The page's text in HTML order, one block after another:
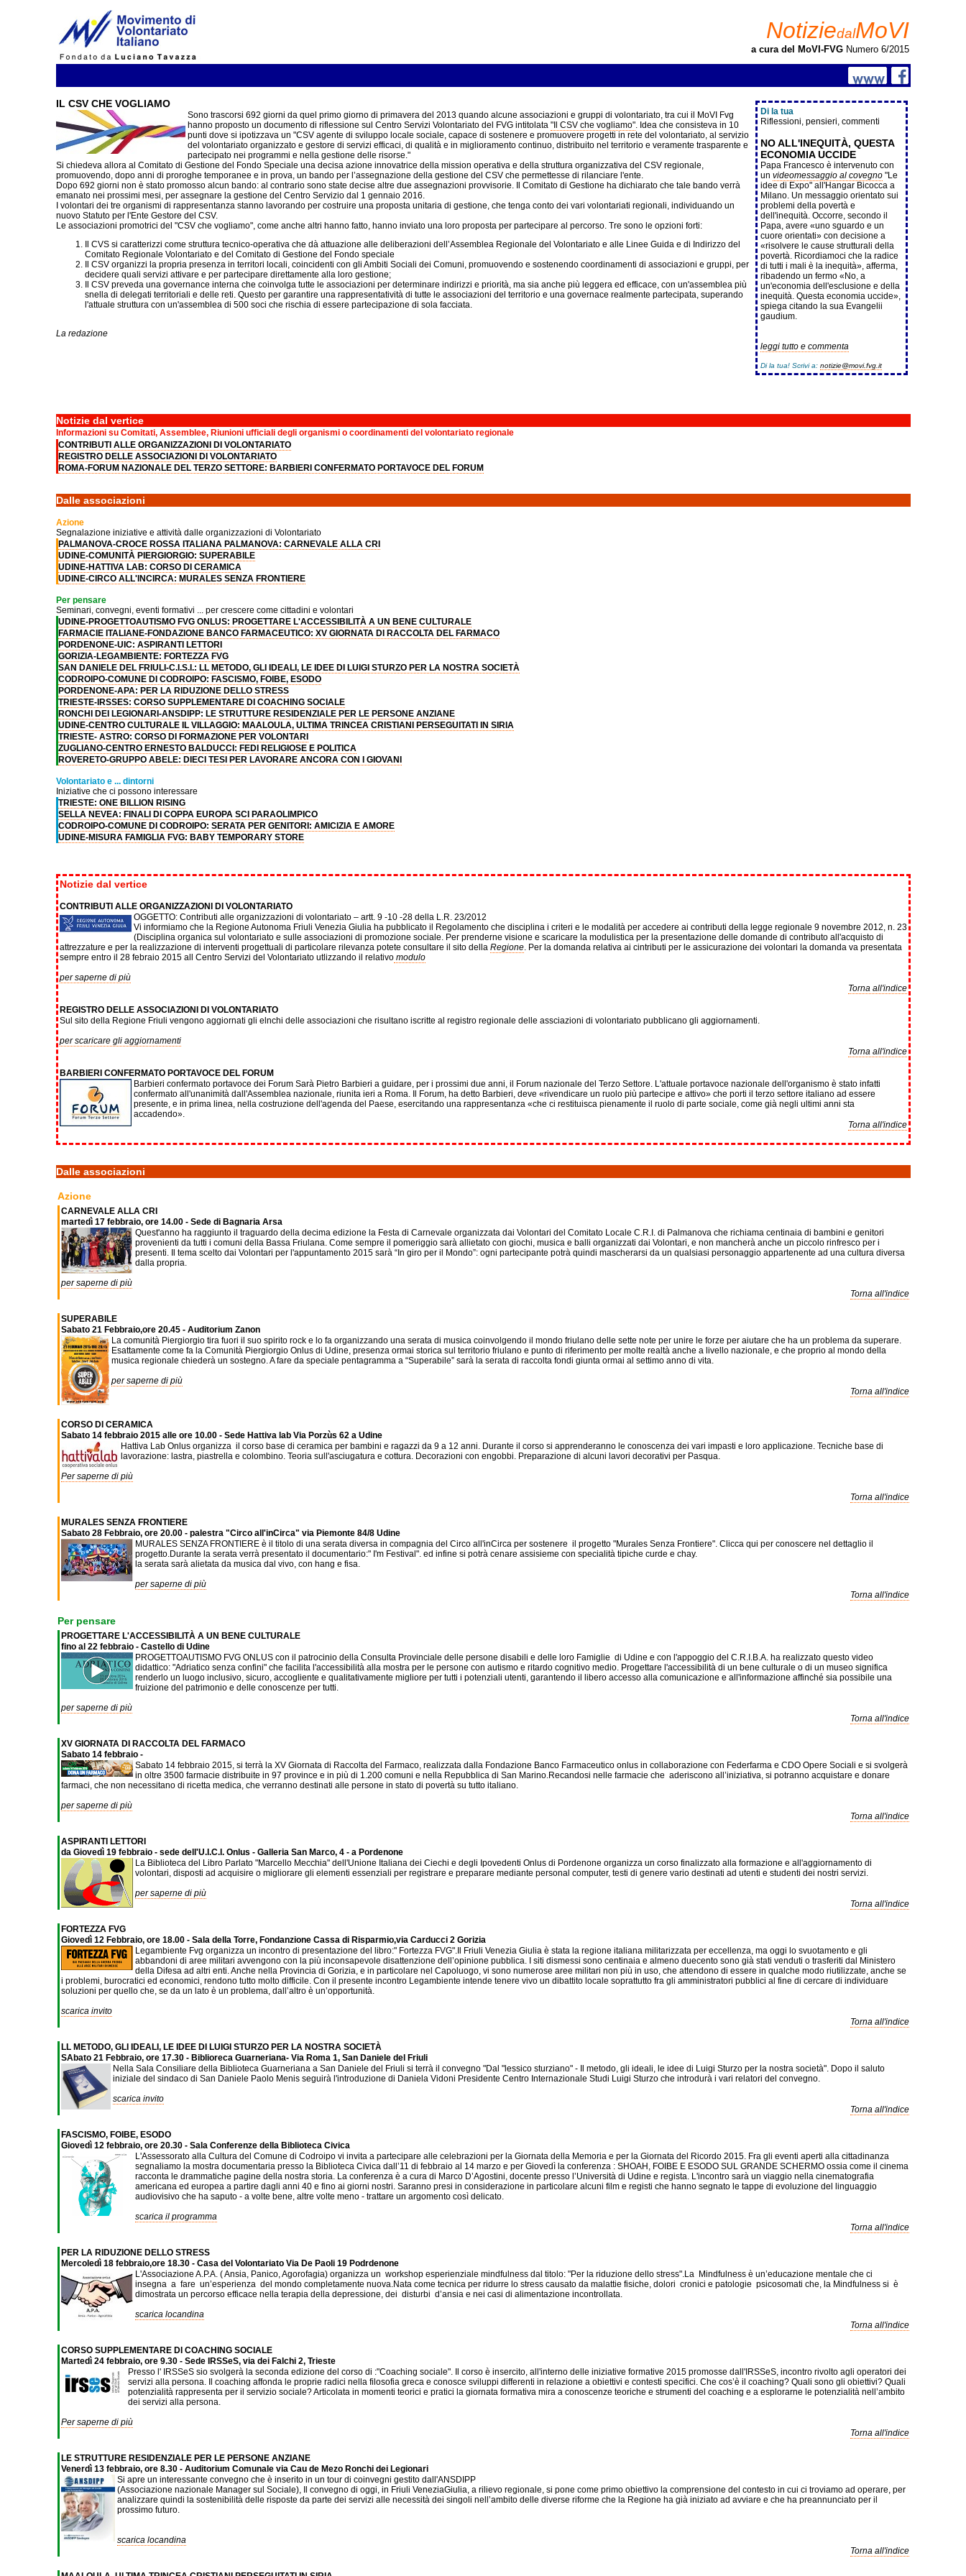
NotiziedalMoVI
a cura del MoVI-FVGNumero 6/2015
Di la tua
Riflessioni, pensieri, commenti
NO ALL'INEQUITÀ, QUESTA
ECONOMIA UCCIDE
Papa Francesco è intervenuto con
un videomessaggio al covegno"Le
idee di Expo" all'Hangar Bicocca a
Milano. Un messaggio orientato sui
problemi della povertà e
dell'inequità. Occorre, secondo il
Papa, avere «uno sguardo e un
cuore orientati» con decisione a
«risolvere le cause strutturali della
povertà. Ricordiamoci che la radice
di tutti i mali è la inequità», afferma,
ribadendo un fermo «No, a
un'economia dell'esclusione e della
inequità. Questa economia uccide»,
spiega citando la sua Evangelii
gaudium.
leggi tutto e commenta
Di la tua! Scrivi a: notizie@movi.fvg.it
IL CSV CHE VOGLIAMO
Sono trascorsi 692 giorni da quel primo giorno di primavera del 2013 quando alcune associazioni e gruppi di volontariato, tra cui il MoVI Fvg
hanno proposto un documento di riflessione sul Centro Servizi Volontariato del FVG intitolata "Il CSV che vogliamo". Idea che consisteva in 10
punti dove si ipotizzava un "CSV agente di sviluppo locale sociale, capace di sostenere e promuovere progetti in rete del volontariato, al servizio
del volontariato organizzato e gestore di servizi efficaci, di qualità e in miglioramento continuo, distribuito nel territorio e veramente trasparente e
partecipato nei programmi e nella gestione delle risorse."
Si chiedeva allora al Comitato di Gestione del Fondo Speciale una decisa azione innovatrice della mission operativa e della struttura organizzativa del CSV regionale,
promuovendo, dopo anni di proroghe temporanee e in prova, un bando per l’assegnazione della gestione del CSV che permettesse di rilanciare l'ente.
Dopo 692 giorni non è stato promosso alcun bando: al contrario sono state decise altre due assegnazioni provvisorie. Il Comitato di Gestione ha dichiarato che tale bando verrà
emanato nei prossimi mesi, per assegnare la gestione del Centro Servizio dal 1 gennaio 2016.
I volontari dei tre organismi di rappresentanza stanno lavorando per costruire una proposta unitaria di gestione, che tenga conto dei vari volontariati regionali, individuando un
nuovo Statuto per l'Ente Gestore del CSV.
Le associazioni promotrici del "CSV che vogliamo", come anche altri hanno fatto, hanno inviato una loro proposta per partecipare al percorso. Tre sono le opzioni forti:
Il CVS si caratterizzi come struttura tecnico-operativa che dà attuazione alle deliberazioni dell’Assemblea Regionale del Volontariato e alle Linee Guida e di Indirizzo del
Comitato Regionale Volontariato e del Comitato di Gestione del Fondo speciale
Il CSV organizzi la propria presenza in territori locali, coincidenti con gli Ambiti Sociali dei Comuni, promuovendo e sostenendo coordinamenti di associazioni e gruppi, per
decidere quali servizi attivare e per partecipare direttamente alla loro gestione;
Il CSV preveda una governance interna che coinvolga tutte le associazioni per determinare indirizzi e priorità, ma sia anche più leggera ed efficace, con un'assemblea più
snella di delegati territoriali e delle reti. Questo per garantire una rappresentatività di tutte le associazioni del territorio e una governace realmente partecipata, superando
l'attuale struttura con un'assemblea di 500 soci che rischia di essere partecipazione di sola facciata.
La redazione
Notizie dal vertice
Informazioni su Comitati, Assemblee, Riunioni ufficiali degli organismi o coordinamenti del volontariato regionale
CONTRIBUTI ALLE ORGANIZZAZIONI DI VOLONTARIATO
REGISTRO DELLE ASSOCIAZIONI DI VOLONTARIATO
ROMA-FORUM NAZIONALE DEL TERZO SETTORE: BARBIERI CONFERMATO PORTAVOCE DEL FORUM
Dalle associazioni
Azione
Segnalazione iniziative e attività dalle organizzazioni di Volontariato
PALMANOVA-CROCE ROSSA ITALIANA PALMANOVA: CARNEVALE ALLA CRI
UDINE-COMUNITÀ PIERGIORGIO: SUPERABILE
UDINE-HATTIVA LAB: CORSO DI CERAMICA
UDINE-CIRCO ALL'INCIRCA: MURALES SENZA FRONTIERE
Per pensare
Seminari, convegni, eventi formativi ... per crescere come cittadini e volontari
UDINE-PROGETTOAUTISMO FVG ONLUS: PROGETTARE L'ACCESSIBILITÀ A UN BENE CULTURALE
FARMACIE ITALIANE-FONDAZIONE BANCO FARMACEUTICO: XV GIORNATA DI RACCOLTA DEL FARMACO
PORDENONE-UIC: ASPIRANTI LETTORI
GORIZIA-LEGAMBIENTE: FORTEZZA FVG
SAN DANIELE DEL FRIULI-C.I.S.I.: LL METODO, GLI IDEALI, LE IDEE DI LUIGI STURZO PER LA NOSTRA SOCIETÀ
CODROIPO-COMUNE DI CODROIPO: FASCISMO, FOIBE, ESODO
PORDENONE-APA: PER LA RIDUZIONE DELLO STRESS
TRIESTE-IRSSES: CORSO SUPPLEMENTARE DI COACHING SOCIALE
RONCHI DEI LEGIONARI-ANSDIPP: LE STRUTTURE RESIDENZIALE PER LE PERSONE ANZIANE
UDINE-CENTRO CULTURALE IL VILLAGGIO: MAALOULA, ULTIMA TRINCEA CRISTIANI PERSEGUITATI IN SIRIA
TRIESTE- ASTRO: CORSO DI FORMAZIONE PER VOLONTARI
ZUGLIANO-CENTRO ERNESTO BALDUCCI: FEDI RELIGIOSE E POLITICA
ROVERETO-GRUPPO ABELE: DIECI TESI PER LAVORARE ANCORA CON I GIOVANI
Volontariato e ... dintorni
Iniziative che ci possono interessare
TRIESTE: ONE BILLION RISING
SELLA NEVEA: FINALI DI COPPA EUROPA SCI PARAOLIMPICO
CODROIPO-COMUNE DI CODROIPO: SERATA PER GENITORI: AMICIZIA E AMORE
UDINE-MISURA FAMIGLIA FVG: BABY TEMPORARY STORE
Notizie dal vertice
CONTRIBUTI ALLE ORGANIZZAZIONI DI VOLONTARIATO
OGGETTO: Contributi alle organizzazioni di volontariato – artt. 9 -10 -28 della L.R. 23/2012
Vi informiamo che la Regione Autonoma Friuli Venezia Giulia ha pubblicato il Regolamento che disciplina i criteri e le modalità per accedere ai contributi della legge regionale 9 novembre 2012, n. 23
(Disciplina organica sul volontariato e sulle associazioni di promozione sociale. Per prenderne visione e scaricare la modulistica per la presentazione delle domande di contributo all'acquisto di
attrezzature e per la realizzazione di interventi progettuali di particolare rilevanza potete consultare il sito della Regione. Per la domanda relativa ai cintributi per le assicurazione dei volontari la domanda va presentata
sempre entro il 28 febraio 2015 all Centro Servizi del Volontariato utlizzando il relativomodulo
per saperne di più
Torna all'indice
REGISTRO DELLE ASSOCIAZIONI DI VOLONTARIATO
Sul sito della Regione Friuli vengono aggiornati gli elnchi delle associazioni che risultano iscritte al registro regionale delle assciazioni di volontariato pubblicano gli aggiornamenti.
per scaricare gli aggiornamenti
Torna all'indice
BARBIERI CONFERMATO PORTAVOCE DEL FORUM
Barbieri confermato portavoce dei Forum Sarà Pietro Barbieri a guidare, per i prossimi due anni, il Forum nazionale del Terzo Settore. L'attuale portavoce nazionale dell'organismo è stato infatti
confermato all'unanimità dall'Assemblea nazionale, riunita ieri a Roma. Il Forum, ha detto Barbieri, deve «rivendicare un ruolo più partecipe e attivo» che porti il terzo settore italiano ad essere
presente, e in prima linea, nella costruzione dell'agenda del Paese, esercitando una rappresentanza «che ci restituisca pienamente il ruolo di parte sociale, come già negli ultimi anni sta
accadendo».
Torna all'indice
Dalle associazioni
Azione
CARNEVALE ALLA CRI
martedì 17 febbraio, ore 14.00 - Sede di Bagnaria Arsa
Quest'anno ha raggiunto il traguardo della decima edizione la Festa di Carnevale organizzata dai Volontari del Comitato Locale C.R.I. di Palmanova che richiama centinaia di bambini e genitori
provenienti da tutti i comuni della Bassa Friulana. Come sempre il pomeriggio sarà allietato con giochi, musica e balli organizzati dai Volontari, e non mancherà anche un piccolo rinfresco per i
presenti. Il tema scelto dai Volontari per l'appuntamento 2015 sarà “In giro per il Mondo”: ogni partecipante potrà quindi mascherarsi da un qualsiasi personaggio appartenente ad una cultura diversa
dalla propria.
per saperne di più
Torna all'indice
SUPERABILE
Sabato 21 Febbraio,ore 20.45 - Auditorium Zanon
La comunità Piergiorgio tira fuori il suo spirito rock e lo fa organizzando una serata di musica coinvolgendo il mondo friulano delle sette note per unire le forze per aiutare che ha un problema da superare.
Esattamente come fa la Comunità Piergiorgio Onlus di Udine, presenza ormai storica sul territorio friulano e punto di riferimento per molte realtà anche a livello nazionale, e che proprio al mondo della
musica regionale chiederà un sostegno. A fare da speciale pentagramma a “Superabile” sarà la serata di raccolta fondi giunta ormai al settimo anno di vita.
per saperne di più
Torna all'indice
CORSO DI CERAMICA
Sabato 14 febbraio 2015 alle ore 10.00 - Sede Hattiva lab Via Porzùs 62 a Udine
Hattiva Lab Onlus organizza il corso base di ceramica per bambini e ragazzi da 9 a 12 anni. Durante il corso si apprenderanno le conoscenza dei vari impasti e loro applicazione. Tecniche base di
lavorazione: lastra, piastrella e colombino. Teoria sull'asciugatura e cottura. Decorazioni con engobbi. Preparazione di alcuni lavori decorativi per Pasqua.
Per saperne di più
Torna all'indice
MURALES SENZA FRONTIERE
Sabato 28 Febbraio, ore 20.00 - palestra "Circo all'inCirca" via Piemonte 84/8 Udine
MURALES SENZA FRONTIERE è il titolo di una serata diversa in compagnia del Circo all'inCirca per sostenere il progetto "Murales Senza Frontiere". Clicca qui per conoscere nel dettaglio il
progetto.Durante la serata verrà presentato il documentario:" I'm Festival". ed infine si potrà cenare assisieme con specialità tipiche curde e chay.
la serata sarà alietata da musica dal vivo, con hang e fisa.
per saperne di più
Torna all'indice
Per pensare
PROGETTARE L'ACCESSIBILITÀ A UN BENE CULTURALE
fino al 22 febbraio - Castello di Udine
PROGETTOAUTISMO FVG ONLUS con il patrocinio della Consulta Provinciale delle persone disabili e delle loro Famiglie di Udine e con l'appoggio del C.R.I.B.A. ha realizzato questo video
didattico: "Adriatico senza confini" che facilita l'accessibilità alla mostra per le persone con autismo e ritardo cognitivo medio. Progettare l'accessibilità di un bene culturale o di un museo significa
renderlo un luogo inclusivo, sicuro, accogliente e qualitativamente migliore per tutti i potenziali utenti, garantendo il libero accesso alla comunicazione e all'informazione affinché sia possibile una
fruizione del patrimonio e delle conoscenze per tutti.
per saperne di più
Torna all'indice
XV GIORNATA DI RACCOLTA DEL FARMACO
Sabato 14 febbraio -
Sabato 14 febbraio 2015, si terrà la XV Giornata di Raccolta del Farmaco, realizzata dalla Fondazione Banco Farmaceutico onlus in collaborazione con Federfarma e CDO Opere Sociali e si svolgerà
in oltre 3500 farmacie distribuite in 97 province e in più di 1.200 comuni e nella Repubblica di San Marino.Recandosi nelle farmacie che aderiscono all’iniziativa, si potranno acquistare e donare
farmaci, che non necessitano di ricetta medica, che verranno destinati alle persone in stato di povertà su tutto italiano.
per saperne di più
Torna all'indice
ASPIRANTI LETTORI
da Giovedì 19 febbraio - sede dell'U.I.C.I. Onlus - Galleria San Marco, 4 - a Pordenone
La Biblioteca del Libro Parlato "Marcello Mecchia" dell'Unione Italiana dei Ciechi e degli Ipovedenti Onlus di Pordenone organizza un corso finalizzato alla formazione e all'aggiornamento di
volontari, disposti ad acquisire o migliorare gli elementi essenziali per registrare e preparare mediante personal computer, testi di genere vario destinati ad utenti e studenti dei nostri servizi.
per saperne di più
Torna all'indice
FORTEZZA FVG
Giovedì 12 Febbraio, ore 18.00 - Sala della Torre, Fondanzione Cassa di Risparmio,via Carducci 2 Gorizia
Legambiente Fvg organizza un incontro di presentazione del libro:" Fortezza FVG".Il Friuli Venezia Giulia è stata la regione italiana militarizzata per eccellenza, ma oggi lo svuotamento e gli
abbandoni di aree militari avvengono con la più inconsapevole disattenzione dell’opinione pubblica. I siti dismessi sono centinaia e almeno duecento sono già stati venduti o trasferiti dal Ministero
della Difesa ad altri enti. Anche nella Provincia di Gorizia, e in particolare nel Capoluogo, vi sono numerose aree militari non più in uso, che attendono di essere in qualche modo riutilizzate, anche se
i problemi, burocratici ed economici, rendono tutto molto difficile. Con il presente incontro Legambiente intende tenere vivo un dibattito locale soprattutto fra gli amministratori pubblici al fine di cercare di individuare
soluzioni per quello che, se da un lato è un problema, dall’altro è un’opportunità.
scarica invito
Torna all'indice
LL METODO, GLI IDEALI, LE IDEE DI LUIGI STURZO PER LA NOSTRA SOCIETÀ
SAbato 21 Febbraio, ore 17.30 - Biblioreca Guarneriana- Via Roma 1, San Daniele del Friuli
Nella Sala Consiliare della Biblioteca Guarneriana a San Daniele del Friuli si terrà il convegno "Dal "lessico sturziano" - Il metodo, gli ideali, le idee di Luigi Sturzo per la nostra società". Dopo il saluto
iniziale del sindaco di San Daniele Paolo Menis seguirà l'introduzione di Daniela Vidoni Presidente Centro Internazionale Studi Luigi Sturzo che introdurà i vari relatori del convegno.
scarica invito
Torna all'indice
FASCISMO, FOIBE, ESODO
Giovedì 12 febbraio, ore 20.30 - Sala Conferenze della Biblioteca Civica
L'Assessorato alla Cultura del Comune di Codroipo vi invita a partecipare alle celebrazioni per la Giornata della Memoria e per la Giornata del Ricordo 2015. Fra gli eventi aperti alla cittadinanza
segnaliamo la mostra documentaria presso la Biblioteca Civica dall’11 di febbraio al 14 marzo e per Giovedì la conferenza : SHOAH, FOIBE E ESODO SUL GRANDE SCHERMO ossia come il cinema
racconta le drammatiche pagine della nostra storia. La conferenza è a cura di Marco D’Agostini, docente presso l’Università di Udine e regista. L'incontro sarà un viaggio nella cinematografia
americana ed europea a partire dagli anni 40 e fino ai giorni nostri. Saranno presi in considerazione in particolare alcuni film e registi che hanno segnato le tappe di evoluzione del linguaggio
audiovisivo che ha saputo - a volte bene, altre volte meno - trattare un argomento così delicato.
scarica il programma
Torna all'indice
PER LA RIDUZIONE DELLO STRESS
Mercoledì 18 febbraio,ore 18.30 - Casa del Volontariato Via De Paoli 19 Podrdenone
L'Associazione A.P.A. ( Ansia, Panico, Agorofagia) organizza un workshop esperienziale mindfulness dal titolo: "Per la riduzione dello stress".La Mindfulness è un’educazione mentale che ci
insegna a fare un’esperienza del mondo completamente nuova.Nata come tecnica per ridurre lo stress causato da malattie fisiche, dolori cronici e patologie psicosomati che, la Mindfulness si è
dimostrata un percorso efficace nella terapia della depressione, dei disturbi d’ansia e nei casi di alimentazione incontrollata.
scarica locandina
Torna all'indice
CORSO SUPPLEMENTARE DI COACHING SOCIALE
Martedì 24 febbraio, ore 9.30 - Sede IRSSeS, via dei Falchi 2, Trieste
Presso l' IRSSeS sio svolgerà la seconda edizione del corso di :"Coaching sociale". Il corso è insercito, all'interno delle iniziative formative 2015 promosse dall'IRSSeS, incontro rivolto agli operatori dei
servizi alla persona. Il coaching affonda le proprie radici nella filosofia greca e conosce sviluppi differenti in relazione a obiettivi e contesti specifici. Che cos’è il coaching? Quali sono gli obiettivi? Quali
potenzialità rappresenta per il servizio sociale? Articolata in momenti teorici e pratici la giornata formativa mira a conoscenze teoriche e strumenti del coaching e a esplorarne le potenzialità nell’ambito
dei servizi alla persona.
Per saperne di più
Torna all'indice
LE STRUTTURE RESIDENZIALE PER LE PERSONE ANZIANE
Venerdì 13 febbraio, ore 8.30 - Auditorium Comunale via Cau de Mezo Ronchi dei Legionari
Si apre un interessante convegno che è inserito in un tour di coinvegni gestito dall'ANSDIPP
(Associazione nazionale Manager sul Sociale), Il convegno di oggi, in Friuli VeneziaGiulia, a rilievo regionale, si pone come primo obiettivo la comprensione del contesto in cui ci troviamo ad operare, per
analizzare quindi la sostenibilità delle risposte da parte dei servizi alle necessità dei singoli nell’ambito delle diverse riforme che la Regione ha già iniziato ad avviare e che ha preannunciato per il
prossimo futuro.
scarica locandina
Torna all'indice